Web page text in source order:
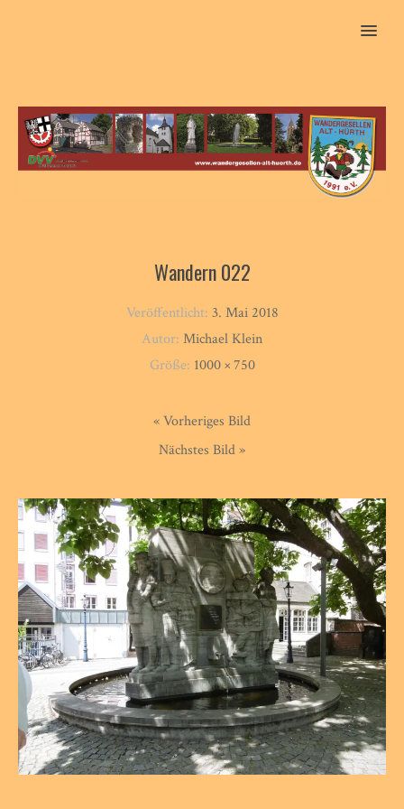
MENU
Wandern 022
Veröffentlicht: 3. Mai 2018
Autor: Michael Klein
Größe: 1000 × 750
« Vorheriges Bild
Nächstes Bild »